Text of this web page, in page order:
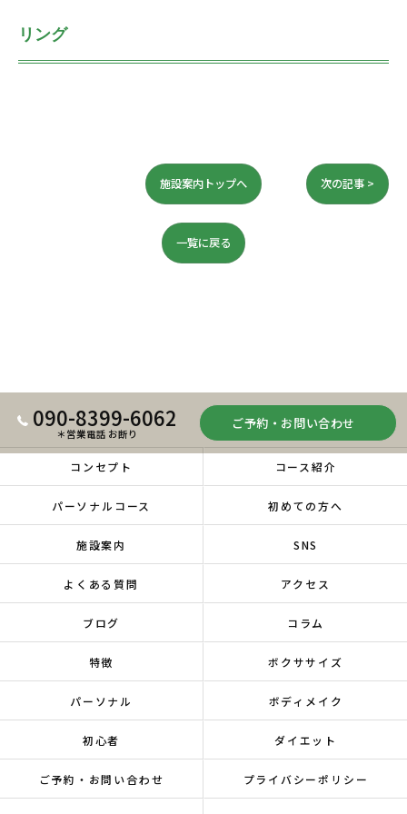
リング
施設案内トップへ 次の記事 >
一覧に戻る
090-8399-6062
＊営業電話 お断り
ご予約・お問い合わせ
コンセプト コース紹介
パーソナルコース 初めての方へ
施設案内 SNS
よくある質問 アクセス
ブログ コラム
特徴 ボクササイズ
パーソナル ボディメイク
初心者 ダイエット
ご予約・お問い合わせ プライバシーポリシー